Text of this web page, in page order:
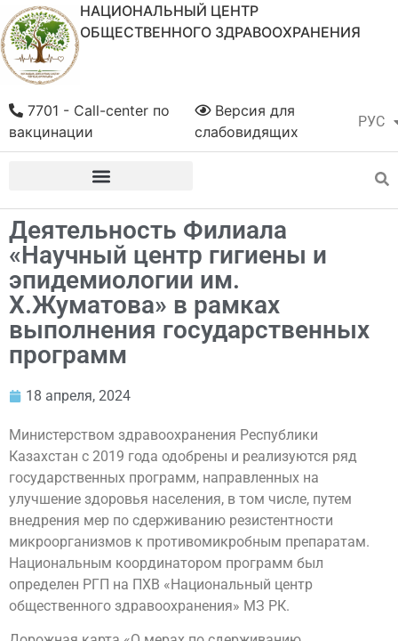
НАЦИОНАЛЬНЫЙ ЦЕНТР
ОБЩЕСТВЕННОГО ЗДРАВООХРАНЕНИЯ
РУС
ҚАЗ
Версия для
слабовидящих
7701 - Call-center по
вакцинации
Деятельность Филиала
«Научный центр гигиены и
эпидемиологии им.
Х.Жуматова» в рамках
выполнения государственных
программ
18 апреля, 2024
Министерством здравоохранения Республики
Казахстан с 2019 года одобрены и реализуются ряд
государственных программ, направленных на
улучшение здоровья населения, в том числе, путем
внедрения мер по сдерживанию резистентности
микроорганизмов к противомикробным препаратам.
Национальным координатором программ был
определен РГП на ПХВ «Национальный центр
общественного здравоохранения» МЗ РК.